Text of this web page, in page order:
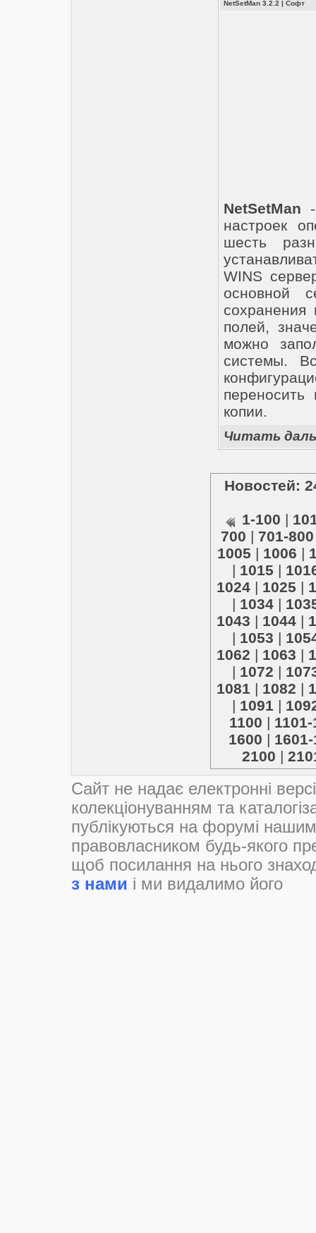
NetSetMan 3.2.2 | Софт
NetSetMan
настроек
шесть
WINS
основной
сохранения
полей,
можно
системы.
копии.
Читать
Новостей:
1-100 |
700 | 701-800
1005 | 1006 |
| 1015 |
1024 | 1025 |
| 1034|
1043 | 1044 |
| 1053 |
1062 | 1063 |
| 1072 |
1081 | 1082 |
| 1091 |
1100 |
1600 |
2100 |
Сайт не надає електронні
колекціонуванням та
публікуються на форумі
правовласником будь-якого
щоб посилання на нього
з нами і ми видалимо його